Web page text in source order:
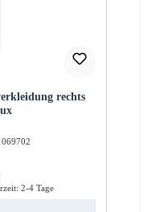
rechts
2-4 Tage